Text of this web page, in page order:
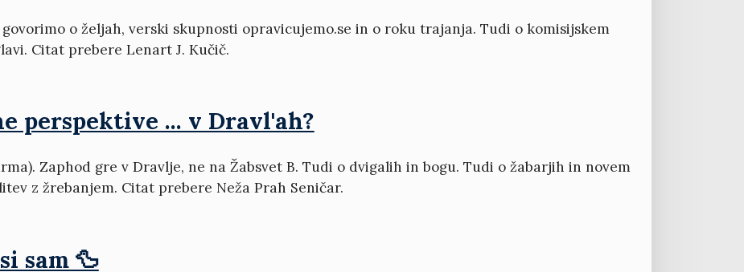
o željah, verski skupnosti opravicujemo.se in o roku trajanja. Tudi o komisijskem
Citat prebere Lenart J. Kučič.
perspektive ... v Dravl'ah?
Zaphod gre v Dravlje, ne na Žabsvet B. Tudi o dvigalih in bogu. Tudi o žabarjih in novem
z žrebanjem. Citat prebere Neža Prah Seničar.
sam 🦆